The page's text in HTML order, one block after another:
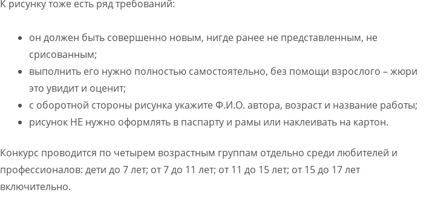
К рисунку тоже есть ряд требований:
он должен быть совершенно новым, нигде ранее не представленным, не
срисованным;
выполнить его нужно полностью самостоятельно, без помощи взрослого – жюри
это увидит и оценит;
с оборотной стороны рисунка укажите Ф.И.О. автора, возраст и название работы;
рисунок НЕ нужно оформлять в паспарту и рамы или наклеивать на картон.
Конкурс проводится по четырем возрастным группам отдельно среди любителей и
профессионалов: дети до 7 лет; от 7 до 11 лет; от 11 до 15 лет; от 15 до 17 лет
включительно.